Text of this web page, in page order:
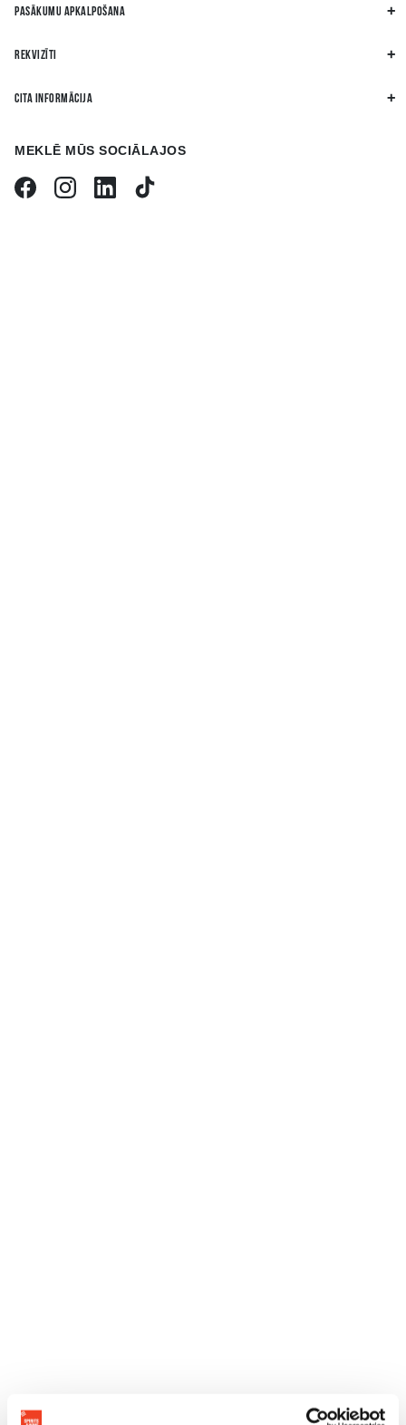
PASĀKUMU APKALPOŠANA
REKVIZĪTI
CITA INFORMĀCIJA
MEKLĒ MŪS SOCIĀLAJOS